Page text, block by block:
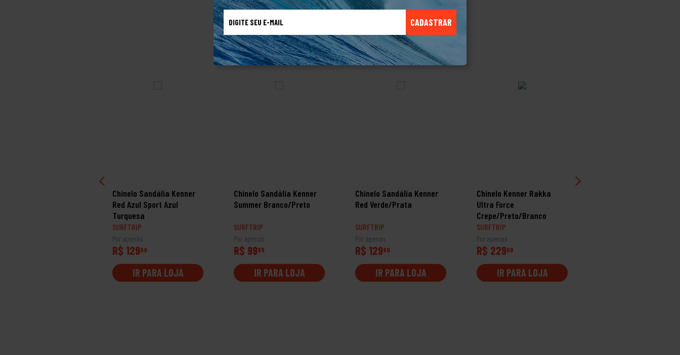
CADASTRAR
TALVEZ VOCÊ TAMBÉM GOSTE
Chinelo Sandália Kenner
Red Azul Sport Azul
Turquesa
SURFTRIP
Por apenas
R$ 12999
IR PARA LOJA
Chinelo Sandália Kenner
Summer Branco/Preto
SURFTRIP
Por apenas
R$ 9999
IR PARA LOJA
Chinelo Sandália Kenner
Red Verde/Prata
SURFTRIP
Por apenas
R$ 12999
IR PARA LOJA
Chinelo Kenner Rakka
Ultra Force
Crepe/Preto/Branco
SURFTRIP
Por apenas
R$ 22999
IR PARA LOJA